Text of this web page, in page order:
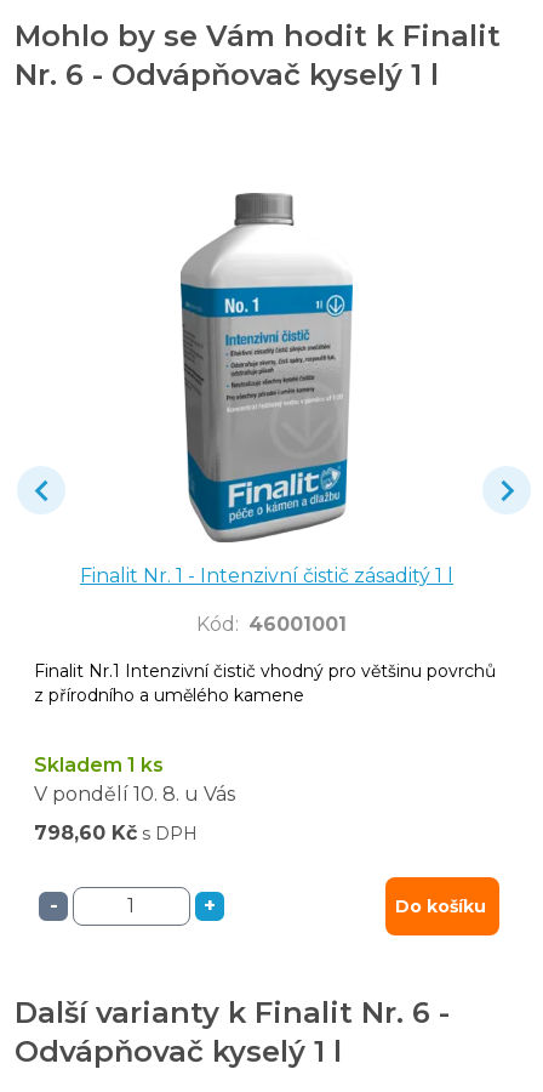
Mohlo by se Vám hodit k Finalit
Nr. 6 - Odvápňovač kyselý 1 l
Finalit Nr. 1 - Intenzivní čistič zásaditý 1 l
Kód : 46001001
Finalit Nr.1 Intenzivní čistič vhodný pro většinu povrchů
z přírodního a umělého kamene
Skladem 1 ks
V pondělí 10. 8. u Vás
798,60 Kč s DPH
- + Do košíku
Další varianty k Finalit Nr. 6 -
Odvápňovač kyselý 1 l